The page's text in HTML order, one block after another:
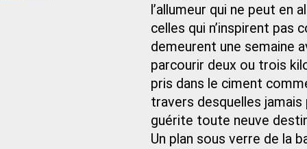
l’allumeur qui ne peut en
celles qui n’inspirent pas
demeurent une semaine
parcourir deux ou trois
pris dans le ciment
travers desquelles jamais
guérite toute neuve
Un plan sous verre de la